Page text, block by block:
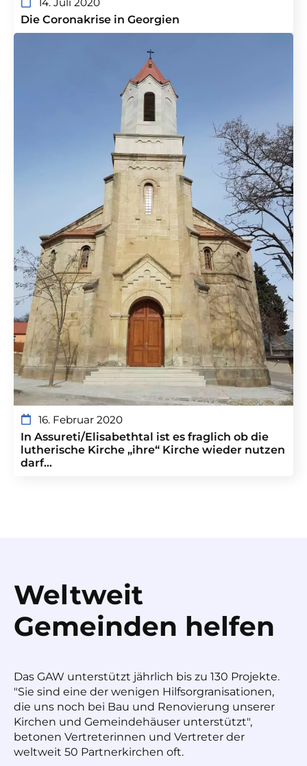
Die Coronakrise in Georgien
16. Februar 2020
In Assureti/Elisabethtal ist es fraglich ob die
lutherische Kirche „ihre“ Kirche wieder nutzen
darf…
Weltweit
Gemeinden helfen
Das GAW unterstützt jährlich bis zu 130 Projekte.
"Sie sind eine der wenigen Hilfsorgranisationen,
die uns noch bei Bau und Renovierung unserer
Kirchen und Gemeindehäuser unterstützt",
betonen Vertreterinnen und Vertreter der
weltweit 50 Partnerkirchen oft.